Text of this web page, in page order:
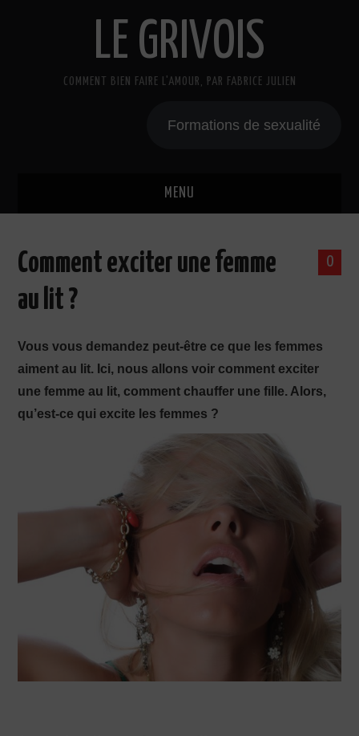
LE GRIVOIS
COMMENT BIEN FAIRE L'AMOUR, PAR FABRICE JULIEN
Formations de sexualité
MENU
A PROPOS
PRODUCTION X
0
Comment exciter une femme
au lit ?
Vous vous demandez peut-être ce que les femmes
aiment au lit. Ici, nous allons voir comment exciter
une femme au lit, comment chauffer une fille. Alors,
qu’est-ce qui excite les femmes ?